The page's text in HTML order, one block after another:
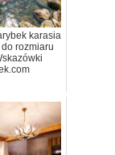
karasia
rozmiaru